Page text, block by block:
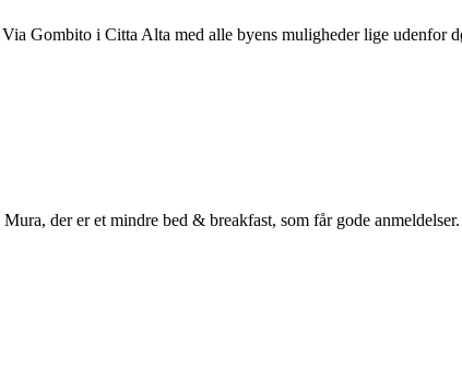
Gombito i Citta Alta med alle byens muligheder lige udenfor
der er et mindre bed & breakfast, som får gode